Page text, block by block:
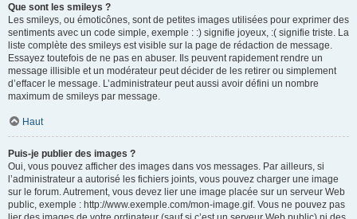
Que sont les smileys ?
Les smileys, ou émoticônes, sont de petites images utilisées pour exprimer des
sentiments avec un code simple, exemple : :) signifie joyeux, :( signifie triste. La
liste complète des smileys est visible sur la page de rédaction de message.
Essayez toutefois de ne pas en abuser. Ils peuvent rapidement rendre un
message illisible et un modérateur peut décider de les retirer ou simplement
d’effacer le message. L’administrateur peut aussi avoir défini un nombre
maximum de smileys par message.
Haut
Puis-je publier des images ?
Oui, vous pouvez afficher des images dans vos messages. Par ailleurs, si
l’administrateur a autorisé les fichiers joints, vous pouvez charger une image
sur le forum. Autrement, vous devez lier une image placée sur un serveur Web
public, exemple : http://www.exemple.com/mon-image.gif. Vous ne pouvez pas